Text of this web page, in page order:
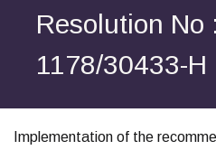
Resolution No
1178/30433-H
Implementation of the